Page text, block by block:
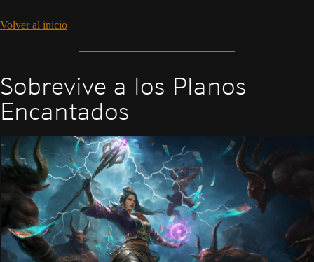
Volver al inicio
Sobrevive a los Planos
Encantados